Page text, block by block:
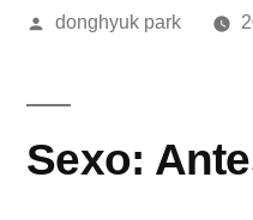
올
donghyuk park
Sexo: